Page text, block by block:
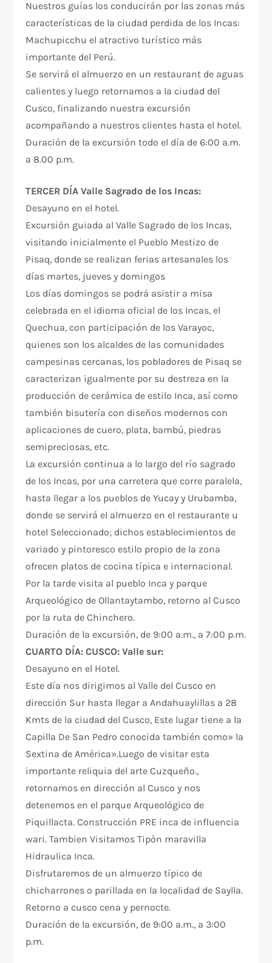
Nuestros guías los conducirán por las zonas más
características de la ciudad perdida de los Incas:
Machupicchu el atractivo turístico más
importante del Perú.
Se servirá el almuerzo en un restaurant de aguas
calientes y luego retornamos a la ciudad del
Cusco, finalizando nuestra excursión
acompañando a nuestros clientes hasta el hotel.
Duración de la excursión todo el día de 6:00 a.m.
a 8.00 p.m.
TERCER DÍA Valle Sagrado de los Incas:
Desayuno en el hotel.
Excursión guiada al Valle Sagrado de los Incas,
visitando inicialmente el Pueblo Mestizo de
Pisaq, donde se realizan ferias artesanales los
días martes, jueves y domingos
Los días domingos se podrá asistir a misa
celebrada en el idioma oficial de los Incas, el
Quechua, con participación de los Varayoc,
quienes son los alcaldes de las comunidades
campesinas cercanas, los pobladores de Pisaq se
caracterizan igualmente por su destreza en la
producción de cerámica de estilo Inca, así como
también bisutería con diseños modernos con
aplicaciones de cuero, plata, bambú, piedras
semipreciosas, etc.
La excursión continua a lo largo del río sagrado
de los Incas, por una carretera que corre paralela,
hasta llegar a los pueblos de Yucay y Urubamba,
donde se servirá el almuerzo en el restaurante u
hotel Seleccionado; dichos establecimientos de
variado y pintoresco estilo propio de la zona
ofrecen platos de cocina típica e internacional.
Por la tarde visita al pueblo Inca y parque
Arqueológico de Ollantaytambo, retorno al Cusco
por la ruta de Chinchero.
Duración de la excursión, de 9:00 a.m., a 7:00 p.m.
CUARTO DÍA: CUSCO: Valle sur:
Desayuno en el Hotel.
Este día nos dirigimos al Valle del Cusco en
dirección Sur hasta llegar a Andahuaylillas a 28
Kmts de la ciudad del Cusco, Este lugar tiene a la
Capilla De San Pedro conocida también como» la
Sextina de América».Luego de visitar esta
importante reliquia del arte Cuzqueño.,
retornamos en dirección al Cusco y nos
detenemos en el parque Arqueológico de
Piquillacta. Construcción PRE inca de influencia
wari. Tambien Visitamos Tipòn maravilla
Hidraulica Inca.
Disfrutaremos de un almuerzo típico de
chicharrones o parillada en la localidad de Saylla.
Retorno a cusco cena y pernocte.
Duración de la excursión, de 9:00 a.m., a 3:00
p.m.